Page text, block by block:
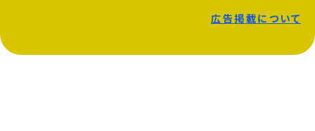
広告掲載について